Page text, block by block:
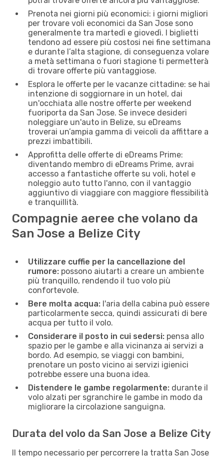
Prenota nei giorni più economici: i giorni migliori
per trovare voli economici da San Jose sono
generalmente tra martedì e giovedì. I biglietti
tendono ad essere più costosi nei fine settimana
e durante l’alta stagione, di conseguenza volare
a metà settimana o fuori stagione ti permetterà
di trovare offerte più vantaggiose.
Esplora le offerte per le vacanze cittadine: se hai
intenzione di soggiornare in un hotel, dai
un'occhiata alle nostre offerte per weekend
fuoriporta da San Jose. Se invece desideri
noleggiare un'auto in Belize, su eDreams
troverai un’ampia gamma di veicoli da affittare a
prezzi imbattibili.
Approfitta delle offerte di eDreams Prime:
diventando membro di eDreams Prime, avrai
accesso a fantastiche offerte su voli, hotel e
noleggio auto tutto l'anno, con il vantaggio
aggiuntivo di viaggiare con maggiore flessibilità
e tranquillità.
Compagnie aeree che volano da
San Jose a Belize City
Utilizzare cuffie per la cancellazione del
rumore: possono aiutarti a creare un ambiente
più tranquillo, rendendo il tuo volo più
confortevole.
Bere molta acqua: l'aria della cabina può essere
particolarmente secca, quindi assicurati di bere
acqua per tutto il volo.
Considerare il posto in cui sedersi: pensa allo
spazio per le gambe e alla vicinanza ai servizi a
bordo. Ad esempio, se viaggi con bambini,
prenotare un posto vicino ai servizi igienici
potrebbe essere una buona idea.
Distendere le gambe regolarmente: durante il
volo alzati per sgranchire le gambe in modo da
migliorare la circolazione sanguigna.
Durata del volo da San Jose a Belize City
Il tempo necessario per percorrere la tratta San Jose